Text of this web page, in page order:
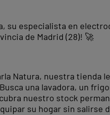
su especialista en
de Madrid (28)! 🚀
Natura, nuestra tienda le
una lavadora, un
nuestro stock
su hogar sin salirse